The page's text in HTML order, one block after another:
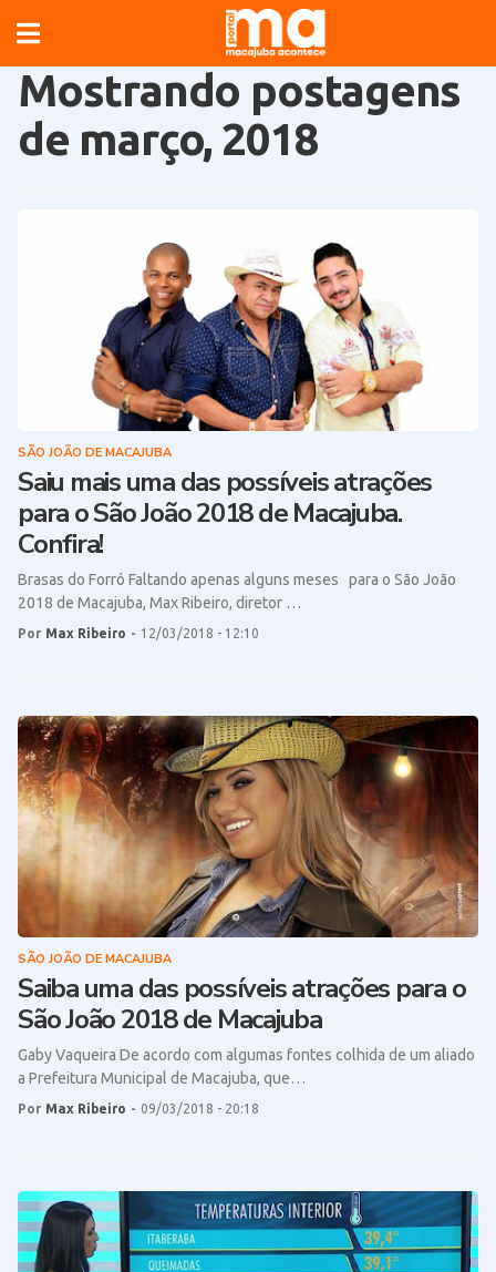
Mostrando postagens
de março, 2018
SÃO JOÃO DE MACAJUBA
Saiu mais uma das possíveis atrações
para o São João 2018 de Macajuba.
Confira!
Brasas do Forró Faltando apenas alguns meses para o São João
2018 de Macajuba, Max Ribeiro, diretor …
Por Max Ribeiro - 12/03/2018 - 12:10
SÃO JOÃO DE MACAJUBA
Saiba uma das possíveis atrações para o
São João 2018 de Macajuba
Gaby Vaqueira De acordo com algumas fontes colhida de um aliado
a Prefeitura Municipal de Macajuba, que…
Por Max Ribeiro - 09/03/2018 - 20:18